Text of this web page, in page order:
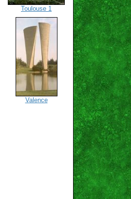
Toulouse 1
Valence